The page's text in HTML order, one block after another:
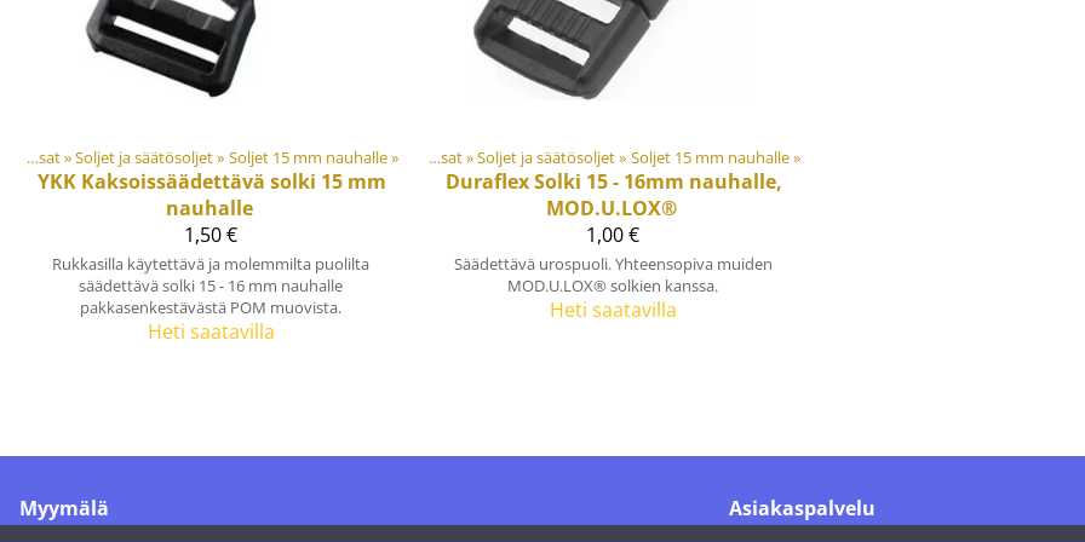
Muovi- ja metalliosat‪»Soljet ja säätösoljet‪» Soljet 15 mm nauhalle‪»
YKK Kaksoissäädettävä solki 15 mm
nauhalle
1,50 €
Rukkasilla käytettävä ja molemmilta puolilta
säädettävä solki 15 - 16 mm nauhalle
pakkasenkestävästä POM muovista.
Heti saatavilla
Tuotteet ‪»Materiaalit ja tarvikkeet‪» Muovi- ja metalliosat‪»Soljet ja säätösoljet‪» Soljet 15 mm nauhalle‪»
DuraflexSolki 15 - 16mm nauhalle,
MOD.U.LOX®
1,00 €
Säädettävä urospuoli. Yhteensopiva muiden
MOD.U.LOX® solkien kanssa.
Heti saatavilla
Myymälä
Asiakaspalvelu